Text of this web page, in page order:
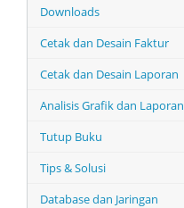
Downloads
Cetak dan Desain Faktur
Cetak dan Desain Laporan
Analisis Grafik dan Laporan
Tutup Buku
Tips & Solusi
Database dan Jaringan